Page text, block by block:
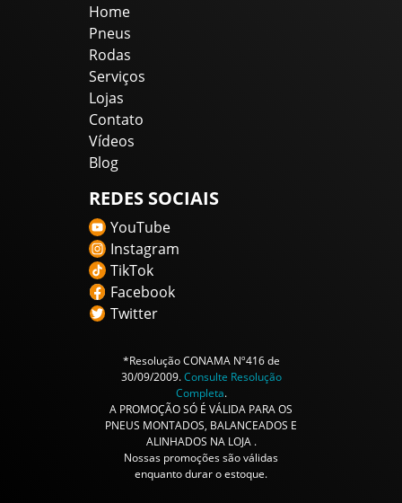
Home
Pneus
Rodas
Serviços
Lojas
Contato
Vídeos
Blog
REDES SOCIAIS
YouTube
Instagram
TikTok
Facebook
Twitter
*Resolução CONAMA Nº416 de
30/09/2009.Consulte Resolução
Completa.
A PROMOÇÃO SÓ É VÁLIDA PARA OS
PNEUS MONTADOS, BALANCEADOS E
ALINHADOS NA LOJA .
Nossas promoções são válidas
enquanto durar o estoque.